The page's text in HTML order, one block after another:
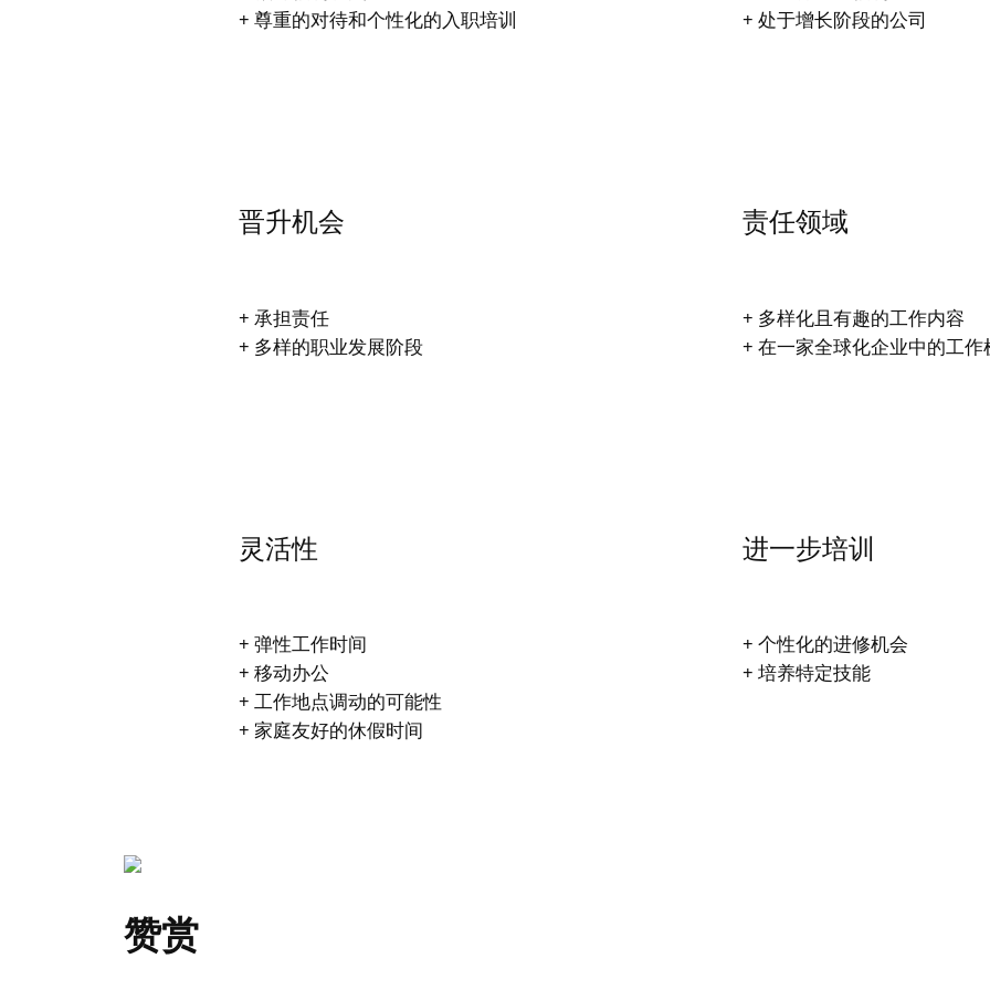
+ 尊重的对待和个性化的入职培训
+ 处于增长阶段的公司
晋升机会
+ 承担责任
+ 多样的职业发展阶段
责任领域
+ 多样化且有趣的工作内容
+ 在一家全球化企业中的工作
灵活性
+ 弹性工作时间
+ 移动办公
+ 工作地点调动的可能性
+ 家庭友好的休假时间
进一步培训
+ 个性化的进修机会
+ 培养特定技能
赞赏